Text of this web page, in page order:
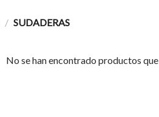
/ SUDADERAS
No se han encontrado productos